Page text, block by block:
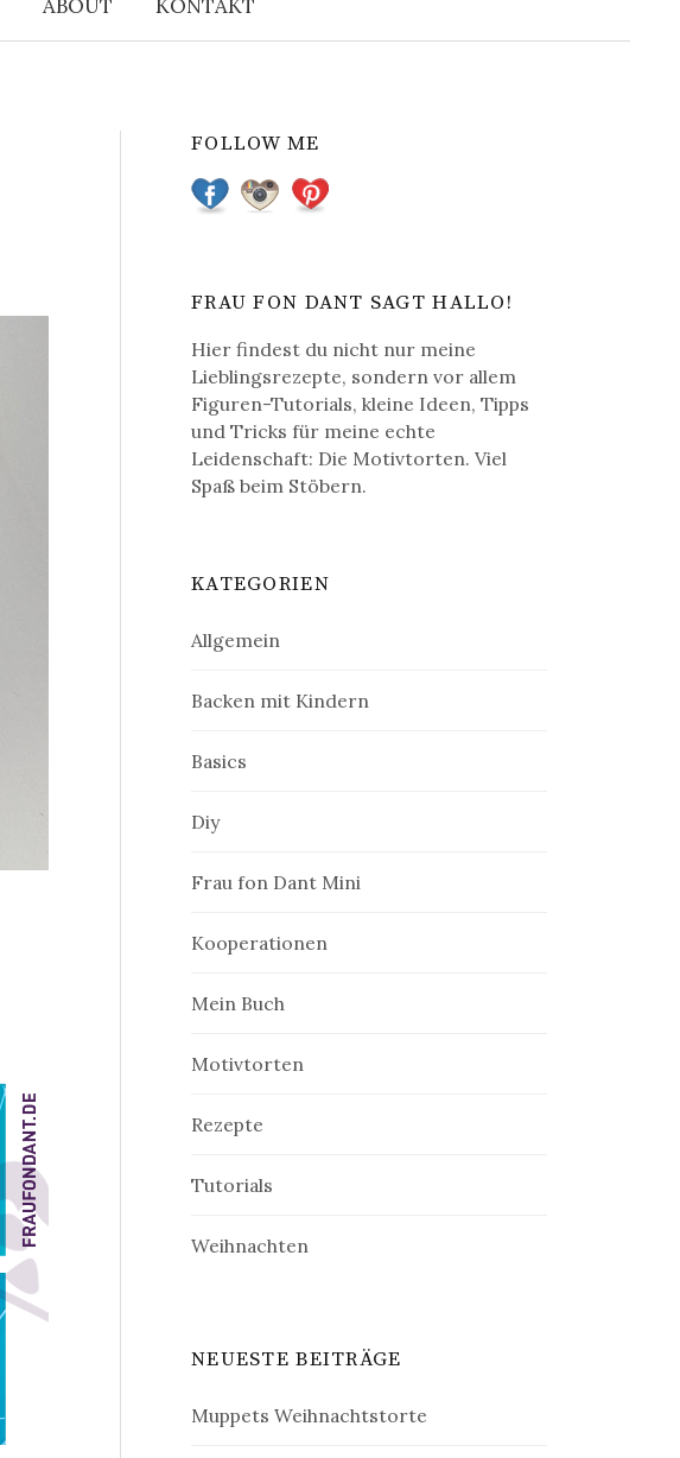
ABOUT KONTAKT
FOLLOW ME
FRAU FON DANT SAGT HALLO!
Hier findest du nicht nur meine
Lieblingsrezepte, sondern vor allem
Figuren-Tutorials, kleine Ideen, Tipps
und Tricks für meine echte
Leidenschaft: Die Motivtorten. Viel
Spaß beim Stöbern.
KATEGORIEN
Allgemein
Backen mit Kindern
Basics
Diy
Frau fon Dant Mini
Kooperationen
Mein Buch
Motivtorten
Rezepte
Tutorials
Weihnachten
NEUESTE BEITRÄGE
Muppets Weihnachtstorte